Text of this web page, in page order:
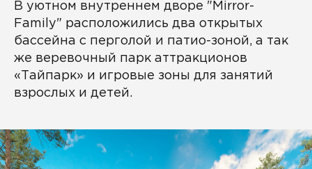
В уютном внутреннем дворе "Mirror-
Family" расположились два открытых
бассейна с перголой и патио-зоной, а так
же веревочный парк аттракционов
«Тайпарк» и игровые зоны для занятий
взрослых и детей.